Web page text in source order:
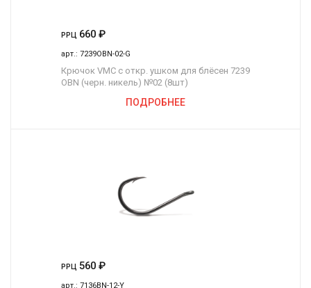
РРЦ 660 ₽
арт.: 7239OBN-02-G
Крючок VMC с откр. ушком для блёсен 7239
OBN (черн. никель) №02 (8шт)
ПОДРОБНЕЕ
РРЦ 560 ₽
арт.: 7136BN-12-Y